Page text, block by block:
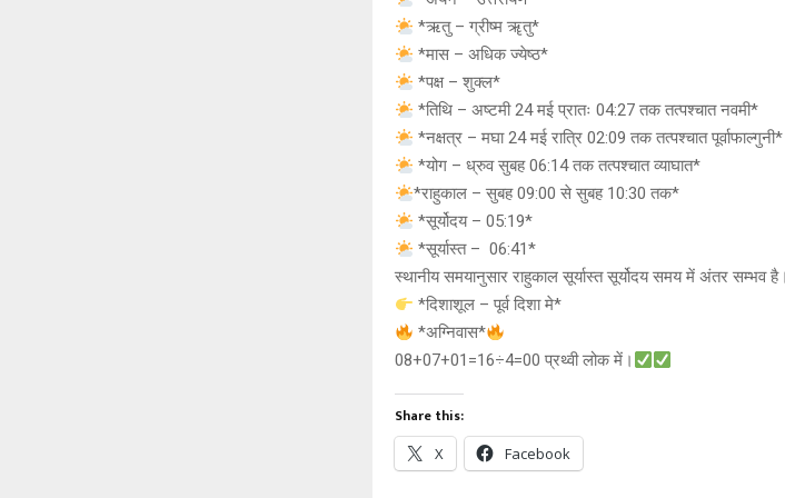
*ऋतु – ग्रीष्म ॠतु*
*मास – अधिक ज्येष्ठ*
*पक्ष – शुक्ल*
*तिथि – अष्टमी 24 मई प्रातः 04:27 तक तत्पश्चात नवमी*
*नक्षत्र – मघा 24 मई रात्रि 02:09 तक तत्पश्चात पूर्वाफाल्गुनी*
*योग – ध्रुव सुबह 06:14 तक तत्पश्चात व्याघात*
*राहुकाल – सुबह 09:00 से सुबह 10:30 तक*
*सूर्योदय – 05:19*
*सूर्यास्त – 06:41*
स्थानीय समयानुसार राहुकाल सूर्यास्त सूर्योदय समय में अंतर सम्भव है।
*दिशाशूल – पूर्व दिशा मे*
*अग्निवास*
08+07+01=16÷4=00 प्रथ्वी लोक में।
Share this:
X Facebook